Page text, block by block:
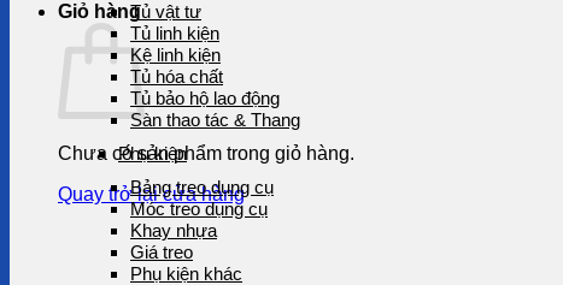
Giỏ hàng
Chưa có sản phẩm trong giỏ hàng.
Quay trở lại cửa hàng
Tủ vật tư
Tủ linh kiện
Kệ linh kiện
Tủ hóa chất
Tủ bảo hộ lao động
Sàn thao tác & Thang
Phụ kiện
Bảng treo dụng cụ
Móc treo dụng cụ
Khay nhựa
Giá treo
Phụ kiện khác